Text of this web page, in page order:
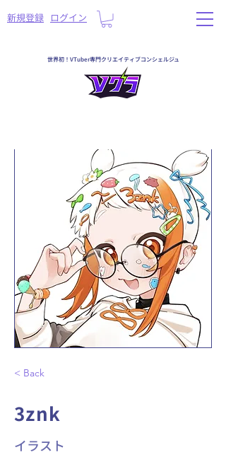
​新規登録 ログイン
世界初！VTuber専門クリエイティブコンシェルジュ
< Back
3znk
イラスト